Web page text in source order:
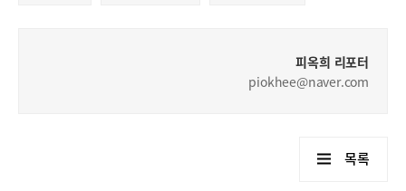
피옥희 리포터
piokhee@naver.com
목록